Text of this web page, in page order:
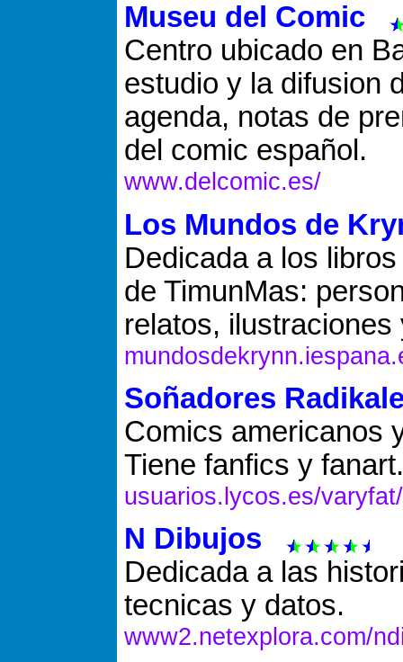
Museu del Comic
Centro ubicado en
estudio y la difusion
agenda, notas de
del comic español.
www.delcomic.es/
Los Mundos de
Dedicada a los
de TimunMas:
relatos, ilustraciones
Soñadores
Comics americanos
Tiene fanfics y fanart.
usuarios.lycos.es/varyfat/
N Dibujos
Dedicada a las
tecnicas y datos.
www2.netexplora.com/